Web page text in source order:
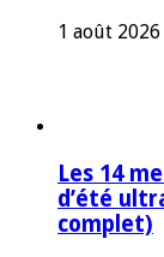
1 août 2026
Les 14
d’été
complet)